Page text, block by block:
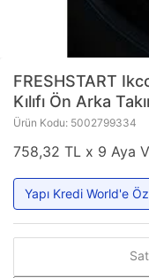
FRESHSTART
Kılıfı Ön Arka
Ürün Kodu: 5002799334
758,32 TL x 9 Aya
Yapı Kredi World'e